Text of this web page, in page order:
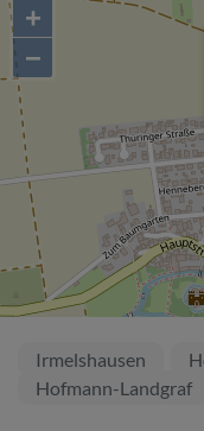
+
−
Irmelshausen
Hofmann-Landgraf